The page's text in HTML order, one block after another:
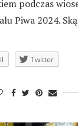
podczas
Piwa 2024.
Twitter